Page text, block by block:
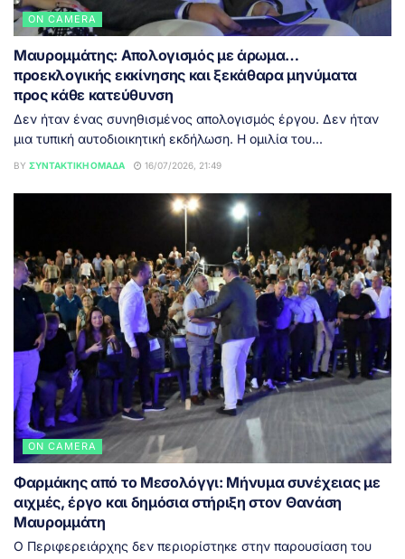
ON CAMERA
Μαυρομμάτης: Απολογισμός με άρωμα…
προεκλογικής εκκίνησης και ξεκάθαρα μηνύματα
προς κάθε κατεύθυνση
Δεν ήταν ένας συνηθισμένος απολογισμός έργου. Δεν ήταν
μια τυπική αυτοδιοικητική εκδήλωση. Η ομιλία του...
BY ΣΥΝΤΑΚΤΙΚΉ ΟΜΆΔΑ 16/07/2026, 21:49
ON CAMERA
Φαρμάκης από το Μεσολόγγι: Μήνυμα συνέχειας με
αιχμές, έργο και δημόσια στήριξη στον Θανάση
Μαυρομμάτη
Ο Περιφερειάρχης δεν περιορίστηκε στην παρουσίαση του